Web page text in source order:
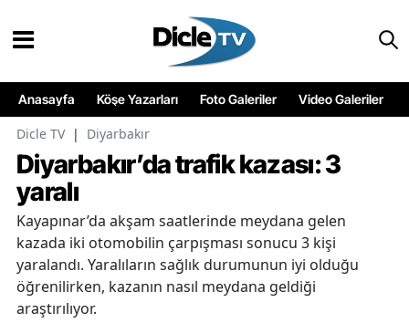
Anasayfa Köşe Yazarları Foto Galeriler Video Galeriler
Dicle TV | Diyarbakır
Diyarbakır’da trafik kazası: 3
yaralı
Kayapınar’da akşam saatlerinde meydana gelen
kazada iki otomobilin çarpışması sonucu 3 kişi
yaralandı. Yaralıların sağlık durumunun iyi olduğu
öğrenilirken, kazanın nasıl meydana geldiği
araştırılıyor.